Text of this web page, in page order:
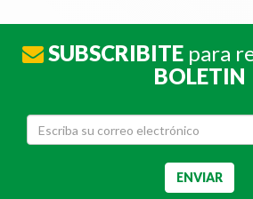
SUBSCRIBITEpara
BOLETIN